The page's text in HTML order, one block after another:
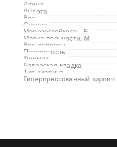
Длина
Высота
Вес
Страна
Морозостойкость, F
Марка прочности, M
Вес паллеты
Поверхность
Формат
Баварская кладка
Тип кирпича
Гиперпрессованный кирпич